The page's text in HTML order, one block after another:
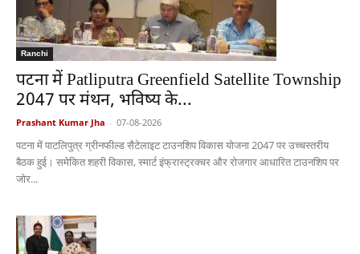
Ranchi
पटना में Patliputra Greenfield Satellite Township
2047 पर मंथन, भविष्य के...
Prashant Kumar Jha - 07-08-2026
पटना में पाटलिपुत्र ग्रीनफील्ड सैटेलाइट टाउनशिप विकास योजना 2047 पर उच्चस्तरीय
बैठक हुई। समेकित शहरी विकास, स्मार्ट इंफ्रास्ट्रक्चर और रोजगार आधारित टाउनशिप पर
जोर...